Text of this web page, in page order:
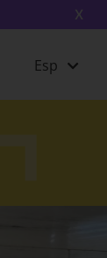
X
Esp